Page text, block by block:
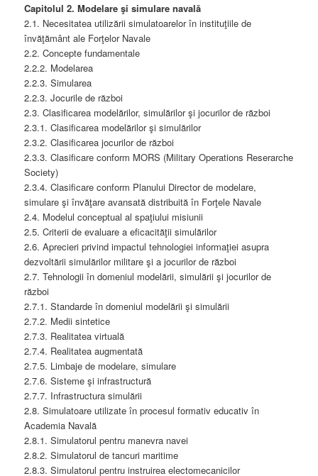
Capitolul 2. Modelare şi simulare navală
2.1. Necesitatea utilizării simulatoarelor în instituţiile de
învăţământ ale Forţelor Navale
2.2. Concepte fundamentale
2.2.2. Modelarea
2.2.3. Simularea
2.2.3. Jocurile de război
2.3. Clasificarea modelărilor, simulărilor şi jocurilor de război
2.3.1. Clasificarea modelărilor şi simulărilor
2.3.2. Clasificarea jocurilor de război
2.3.3. Clasificare conform MORS (Military Operations Reserarche
Society)
2.3.4. Clasificare conform Planului Director de modelare,
simulare şi învăţare avansată distribuită în Forţele Navale
2.4. Modelul conceptual al spaţiului misiunii
2.5. Criterii de evaluare a eficacităţii simulărilor
2.6. Aprecieri privind impactul tehnologiei informaţiei asupra
dezvoltării simulărilor militare şi a jocurilor de război
2.7. Tehnologii în domeniul modelării, simulării şi jocurilor de
război
2.7.1. Standarde în domeniul modelării şi simulării
2.7.2. Medii sintetice
2.7.3. Realitatea virtuală
2.7.4. Realitatea augmentată
2.7.5. Limbaje de modelare, simulare
2.7.6. Sisteme şi infrastructură
2.7.7. Infrastructura simulării
2.8. Simulatoare utilizate în procesul formativ educativ în
Academia Navală
2.8.1. Simulatorul pentru manevra navei
2.8.2. Simulatorul de tancuri maritime
2.8.3. Simulatorul pentru instruirea electomecanicilor